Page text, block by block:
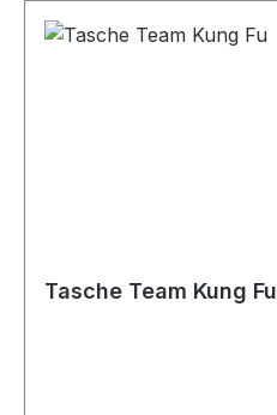
Tasche Team Kung Fu